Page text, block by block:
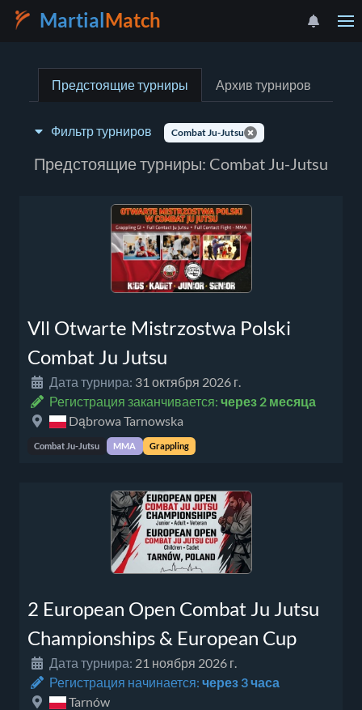
Martial Match
Предстоящие турниры Архив турниров
Фильтр турниров Combat Ju-Jutsu
Тип турнира:
Выберите страну
Предстоящие турниры: Combat Ju-Jutsu
Vll Otwarte Mistrzostwa Polski
Combat Ju Jutsu
Дата турнира: 31 октября 2026 г.
Регистрация заканчивается: через 2 месяца
Dąbrowa Tarnowska
Combat Ju-Jutsu MMA Grappling
2 European Open Combat Ju Jutsu
Championships & European Cup
Дата турнира: 21 ноября 2026 г.
Регистрация начинается: через 3 часа
Tarnów